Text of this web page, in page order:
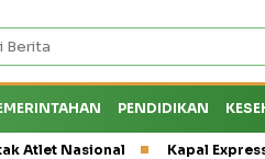
PENDIDIKAN
Kapal Express Bahari